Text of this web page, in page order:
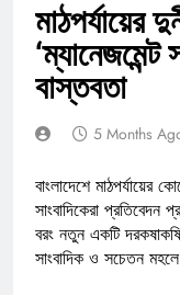
মাঠপর্যায়ের
বাস্তবতা
5 Months
বাংলাদেশে মাঠপর্যায়ের
সাংবাদিকেরা
বরং নতুন একটি
সাংবাদিক ও সচেতন